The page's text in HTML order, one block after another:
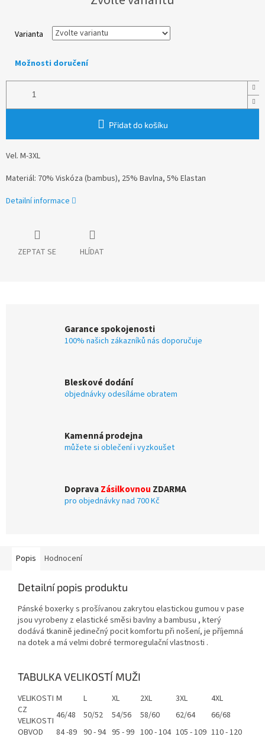
Varianta
Možnosti doručení
Přidat do košíku
Vel. M-3XL
Materiál: 70% Viskóza (bambus), 25% Bavlna, 5% Elastan
Detailní informace
ZEPTAT SE HLÍDAT
Garance spokojenosti
100% našich zákazníků nás doporučuje
Bleskové dodání
objednávky odesíláme obratem
Kamenná prodejna
můžete si oblečení i vyzkoušet
DopravaZásilkovnou ZDARMA
pro objednávky nad 700 Kč
Popis Hodnocení
Detailní popis produktu
Pánské boxerky s prošívanou zakrytou elastickou gumou v pase
jsou vyrobeny z elastické směsi bavlny a bambusu , který
dodává tkanině jedinečný pocit komfortu při nošení, je příjemná
na dotek a má velmi dobré termoregulační vlastnosti .
TABULKA VELIKOSTÍ MUŽI
VELIKOSTI M L XL 2XL 3XL
4XL
CZ
VELIKOSTI 46/48 50/52 54/56 58/60 62/64
66/68
OBVOD
84 -89 90 - 94 95 - 99 100 - 104 105 - 109 110 - 120